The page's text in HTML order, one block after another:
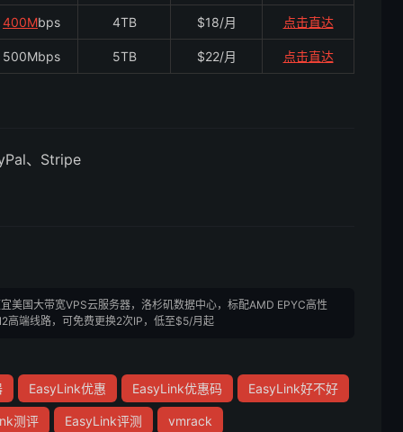
400Mbps 4TB $18/月 点击直达
500Mbps 5TB $22/月 点击直达
、Stripe
美国大带宽VPS云服务器，洛杉矶数据中心，标配AMD EPYC高性
高端线路，可免费更换2次IP，低至$5/月起
EasyLink优惠 EasyLink优惠码 EasyLink好不好
测评 EasyLink评测 vmrack